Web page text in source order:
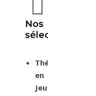
Nos
sélections
Théâtre
en
Jeu